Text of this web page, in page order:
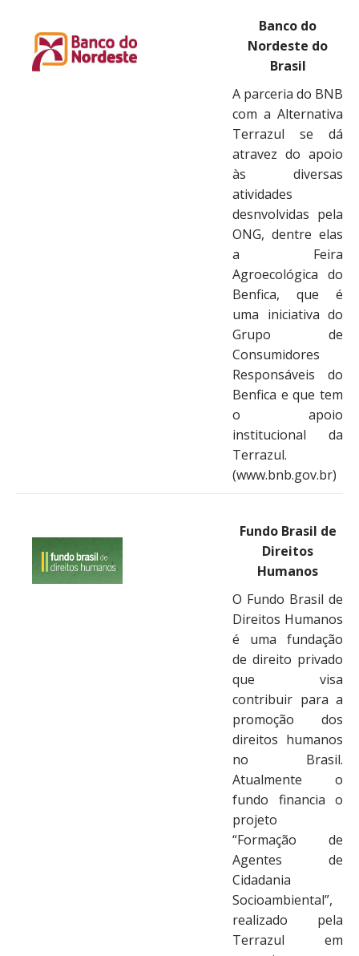
Banco do
Nordeste do
Brasil
A parceria do BNB
com a Alternativa
Terrazul se dá
atravez do apoio
às diversas
atividades
desnvolvidas pela
ONG, dentre elas
a Feira
Agroecológica do
Benfica, que é
uma iniciativa do
Grupo de
Consumidores
Responsáveis do
Benfica e que tem
o apoio
institucional da
Terrazul.
(www.bnb.gov.br)
Fundo Brasil de
Direitos
Humanos
O Fundo Brasil de
Direitos Humanos
é uma fundação
de direito privado
que visa
contribuir para a
promoção dos
direitos humanos
no Brasil.
Atualmente o
fundo financia o
projeto
“Formação de
Agentes de
Cidadania
Socioambiental”,
realizado pela
Terrazul em